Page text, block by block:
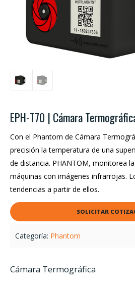
EPH-T70 | Cámara
Con el Phantom de Cámara
precisión la temperatura de una
de distancia. PHANTOM, monitorea
máquinas con imágenes infrarrojas.
tendencias a partir de ellos.
SOLICITAR
Categoría: Phantom
Cámara Termográfica